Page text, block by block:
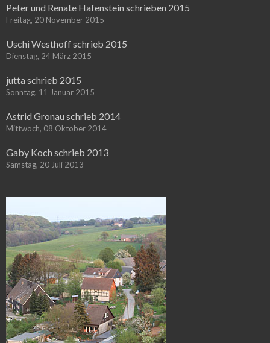
Peter und Renate Hafenstein schrieben 2015
Freitag, 20 November 2015
Uschi Westhoff schrieb 2015
Dienstag, 24 März 2015
jutta schrieb 2015
Sonntag, 11 Januar 2015
Astrid Gronau schrieb 2014
Mittwoch, 08 Oktober 2014
Gaby Koch schrieb 2013
Samstag, 20 Juli 2013